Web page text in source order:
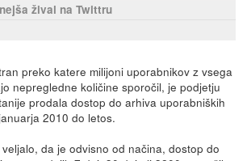
žival na Twittru
preko katere milijoni uporabnikov z vsega
nepregledne količine sporočil, je podjetju
prodala dostop do arhiva uporabniških
2010 do letos.
da je odvisno od načina, dostop do